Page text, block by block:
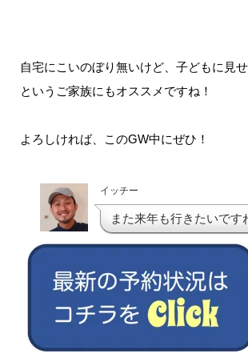
自宅にこいのぼり無いけど、子どもに見
というご家族にもオススメですね！
よろしければ、このGW中にぜひ！
イッチー
また来年も行きたいです